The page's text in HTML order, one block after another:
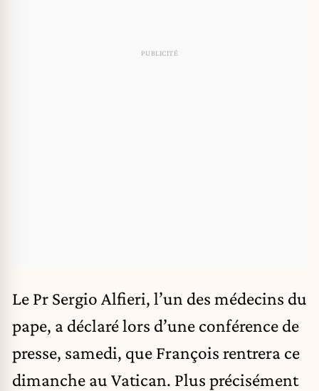
Le Pr Sergio Alfieri, l’un des médecins du
pape, a déclaré lors d’une conférence de
presse, samedi, que François rentrera ce
dimanche au Vatican. Plus précisément